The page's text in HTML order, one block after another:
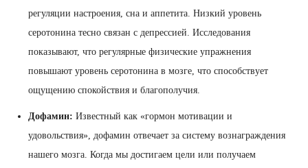
регуляции настроения, сна и аппетита. Низкий уровень
серотонина тесно связан с депрессией. Исследования
показывают, что регулярные физические упражнения
повышают уровень серотонина в мозге, что способствует
ощущению спокойствия и благополучия.
Дофамин: Известный как «гормон мотивации и
удовольствия», дофамин отвечает за систему вознаграждения
нашего мозга. Когда мы достигаем цели или получаем